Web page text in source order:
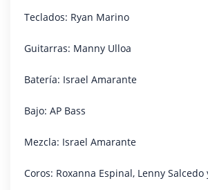
Teclados: Ryan Marino
Guitarras: Manny Ulloa
Batería: Israel Amarante
Bajo: AP Bass
Mezcla: Israel Amarante
Coros: Roxanna Espinal, Lenny Salcedo